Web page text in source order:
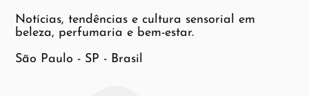
Notícias, tendências e cultura sensorial em
beleza, perfumaria e bem-estar.
São Paulo - SP - Brasil